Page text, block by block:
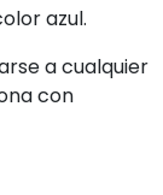
azul.
a cualquier
con